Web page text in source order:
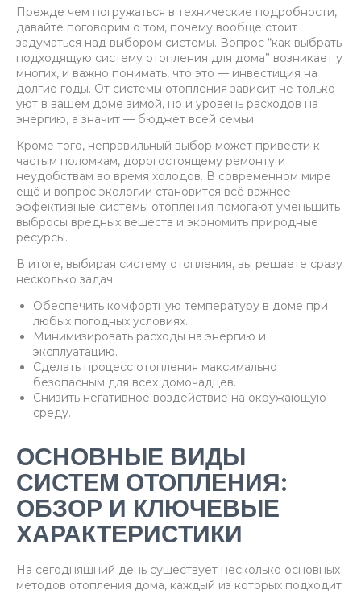
Прежде чем погружаться в технические подробности,
давайте поговорим о том, почему вообще стоит
задуматься над выбором системы. Вопрос “как выбрать
подходящую систему отопления для дома” возникает у
многих, и важно понимать, что это — инвестиция на
долгие годы. От системы отопления зависит не только
уют в вашем доме зимой, но и уровень расходов на
энергию, а значит — бюджет всей семьи.
Кроме того, неправильный выбор может привести к
частым поломкам, дорогостоящему ремонту и
неудобствам во время холодов. В современном мире
ещё и вопрос экологии становится всё важнее —
эффективные системы отопления помогают уменьшить
выбросы вредных веществ и экономить природные
ресурсы.
В итоге, выбирая систему отопления, вы решаете сразу
несколько задач:
Обеспечить комфортную температуру в доме при
любых погодных условиях.
Минимизировать расходы на энергию и
эксплуатацию.
Сделать процесс отопления максимально
безопасным для всех домочадцев.
Снизить негативное воздействие на окружающую
среду.
ОСНОВНЫЕ ВИДЫ
СИСТЕМ ОТОПЛЕНИЯ:
ОБЗОР И КЛЮЧЕВЫЕ
ХАРАКТЕРИСТИКИ
На сегодняшний день существует несколько основных
методов отопления дома, каждый из которых подходит